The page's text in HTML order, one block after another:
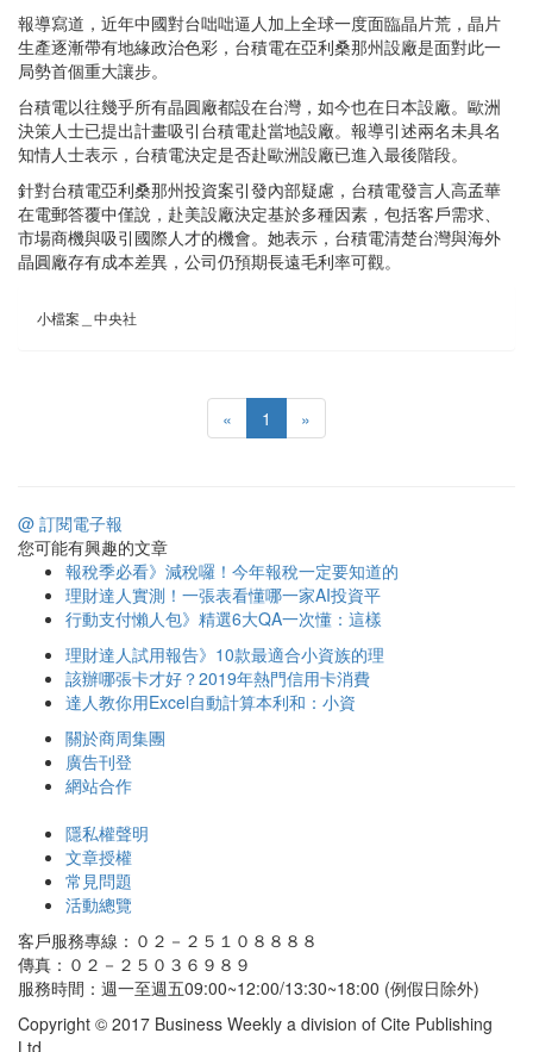
報導寫道，近年中國對台咄咄逼人加上全球一度面臨晶片荒，晶片
生產逐漸帶有地緣政治色彩，台積電在亞利桑那州設廠是面對此一
局勢首個重大讓步。
台積電以往幾乎所有晶圓廠都設在台灣，如今也在日本設廠。歐洲
決策人士已提出計畫吸引台積電赴當地設廠。報導引述兩名未具名
知情人士表示，台積電決定是否赴歐洲設廠已進入最後階段。
針對台積電亞利桑那州投資案引發內部疑慮，台積電發言人高孟華
在電郵答覆中僅說，赴美設廠決定基於多種因素，包括客戶需求、
市場商機與吸引國際人才的機會。她表示，台積電清楚台灣與海外
晶圓廠存有成本差異，公司仍預期長遠毛利率可觀。
小檔案＿中央社
« 1 »
@ 訂閱電子報
您可能有興趣的文章
報稅季必看》減稅囉！今年報稅一定要知道的
理財達人實測！一張表看懂哪一家AI投資平
行動支付懶人包》精選6大QA一次懂：這樣
理財達人試用報告》10款最適合小資族的理
該辦哪張卡才好？2019年熱門信用卡消費
達人教你用Excel自動計算本利和：小資
關於商周集團
廣告刊登
網站合作
隱私權聲明
文章授權
常見問題
活動總覽
客戶服務專線：０２－２５１０８８８８
傳真：０２－２５０３６９８９
服務時間：週一至週五09:00~12:00/13:30~18:00 (例假日除外)
Copyright © 2017 Business Weekly a division of Cite Publishing
Ltd